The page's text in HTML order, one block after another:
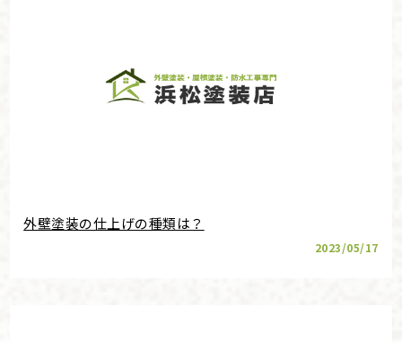
外壁塗装の仕上げの種類は？
2023/05/17